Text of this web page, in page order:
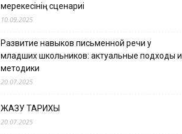
мерекесінің сценариі
10.09.2025
Развитие навыков письменной речи у
младших школьников: актуальные подходы и
методики
20.07.2025
ЖАЗУ ТАРИХЫ
20.07.2025